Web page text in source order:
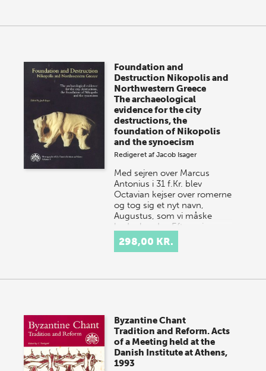
Foundation and
Destruction Nikopolis and
Northwestern Greece
The archaeological
evidence for the city
destructions, the
foundation of Nikopolis
and the synoecism
Redigeret afJacob Isager
Med sejren over Marcus
Antonius i 31 f.Kr. blev
Octavian kejser over romerne
og tog sig et nyt navn,
Augustus, som vi måske
bedre kender. Efter sejren…
298,00 KR.
Byzantine Chant
Tradition and Reform. Acts
of a Meeting held at the
Danish Institute at Athens,
1993